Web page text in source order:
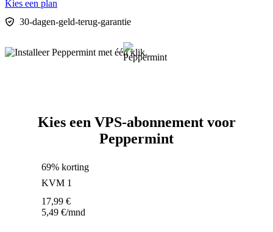
Kies een plan
30-dagen-geld-terug-garantie
Kies een VPS-abonnement voor
Peppermint
69% korting
KVM 1
17,99 €
5,49 €/mnd